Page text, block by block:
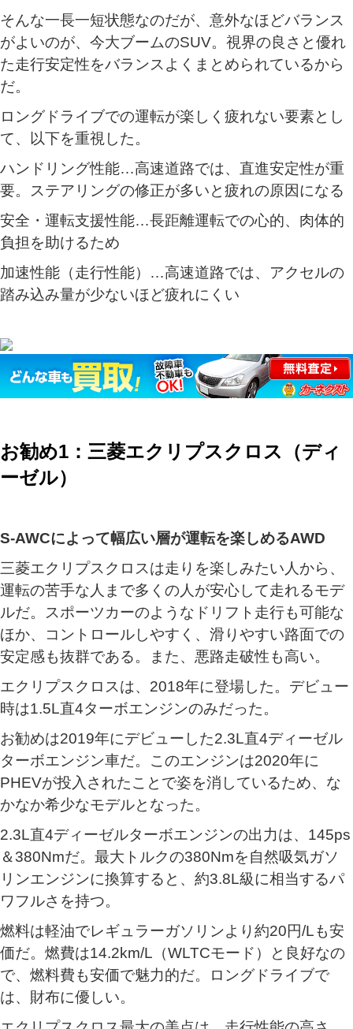
そんな一長一短状態なのだが、意外なほどバランス
がよいのが、今大ブームのSUV。視界の良さと優れ
た走行安定性をバランスよくまとめられているから
だ。
ロングドライブでの運転が楽しく疲れない要素とし
て、以下を重視した。
ハンドリング性能…高速道路では、直進安定性が重
要。ステアリングの修正が多いと疲れの原因になる
安全・運転支援性能…長距離運転での心的、肉体的
負担を助けるため
加速性能（走行性能）…高速道路では、アクセルの
踏み込み量が少ないほど疲れにくい
お勧め1：三菱エクリプスクロス（ディ
ーゼル）
S-AWCによって幅広い層が運転を楽しめるAWD
三菱エクリプスクロスは走りを楽しみたい人から、
運転の苦手な人まで多くの人が安心して走れるモデ
ルだ。スポーツカーのようなドリフト走行も可能な
ほか、コントロールしやすく、滑りやすい路面での
安定感も抜群である。また、悪路走破性も高い。
エクリプスクロスは、2018年に登場した。デビュー
時は1.5L直4ターボエンジンのみだった。
お勧めは2019年にデビューした2.3L直4ディーゼル
ターボエンジン車だ。このエンジンは2020年に
PHEVが投入されたことで姿を消しているため、な
かなか希少なモデルとなった。
2.3L直4ディーゼルターボエンジンの出力は、145ps
＆380Nmだ。最大トルクの380Nmを自然吸気ガソ
リンエンジンに換算すると、約3.8L級に相当するパ
ワフルさを持つ。
燃料は軽油でレギュラーガソリンより約20円/Lも安
価だ。燃費は14.2km/L（WLTCモード）と良好なの
で、燃料費も安価で魅力的だ。ロングドライブで
は、財布に優しい。